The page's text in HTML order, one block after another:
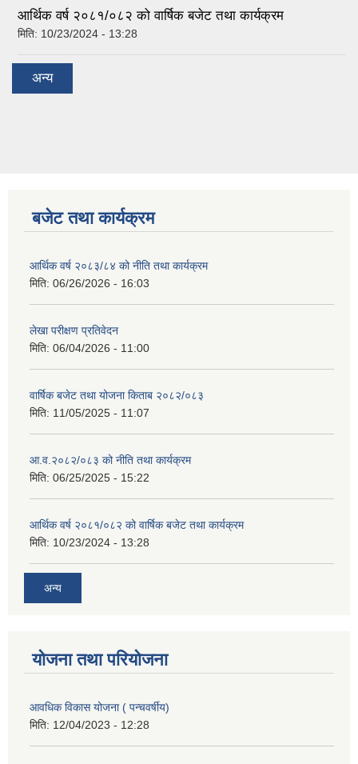
आर्थिक वर्ष २०८१/०८२ को वार्षिक बजेट तथा कार्यक्रम
मिति: 10/23/2024 - 13:28
अन्य
बजेट तथा कार्यक्रम
आर्थिक वर्ष २०८३/८४ को नीति तथा कार्यक्रम
मिति: 06/26/2026 - 16:03
लेखा परीक्षण प्रतिवेदन
मिति: 06/04/2026 - 11:00
वार्षिक बजेट तथा योजना किताब २०८२/०८३
मिति: 11/05/2025 - 11:07
आ.व.२०८२/०८३ को नीति तथा कार्यक्रम
मिति: 06/25/2025 - 15:22
आर्थिक वर्ष २०८१/०८२ को वार्षिक बजेट तथा कार्यक्रम
मिति: 10/23/2024 - 13:28
अन्य
योजना तथा परियोजना
आवधिक विकास योजना ( पन्चवर्षीय)
मिति: 12/04/2023 - 12:28